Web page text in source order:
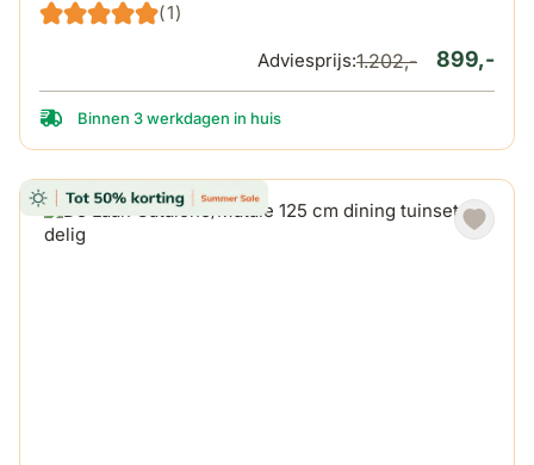
(1)
899,-
Adviesprijs:1.202,-
Binnen 3 werkdagen in huis